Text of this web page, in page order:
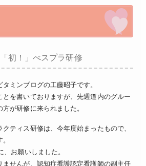
初！」べスプラ研修
ミンブログの工藤昭子です。
とを書いておりますが、先週道内のグルー
が研修に来られました。
ティス研修は、今年度始まったもので、
お願いしました。
ませんが、認知症看護認定看護師の副主任